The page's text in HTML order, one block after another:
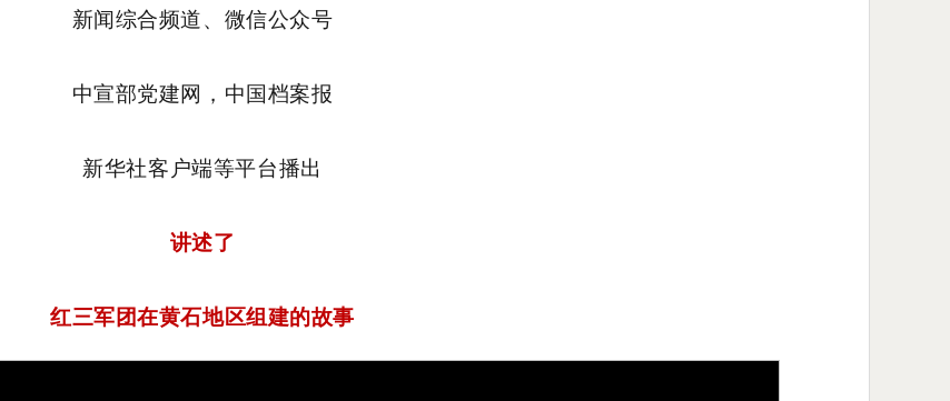
新闻综合频道、微信公众号
中宣部党建网，中国档案报
新华社客户端等平台播出
讲述了
红三军团在黄石地区组建的故事